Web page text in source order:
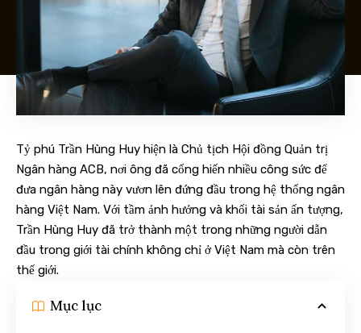
Tỷ phú Trần Hùng Huy hiện là Chủ tịch Hội đồng Quản trị
Ngân hàng ACB, nơi ông đã cống hiến nhiều công sức để
đưa ngân hàng này vươn lên đứng đầu trong hệ thống ngân
hàng Việt Nam. Với tầm ảnh hưởng và khối tài sản ấn tượng,
Trần Hùng Huy đã trở thành một trong những người dẫn
đầu trong giới tài chính không chỉ ở Việt Nam mà còn trên
thế giới.
Mục lục